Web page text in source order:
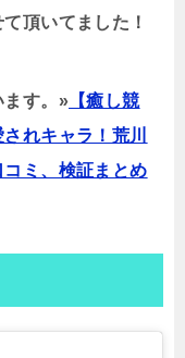
頂いてました！
ます。» 【癒し競
れキャラ！荒川
ミ、検証まとめ